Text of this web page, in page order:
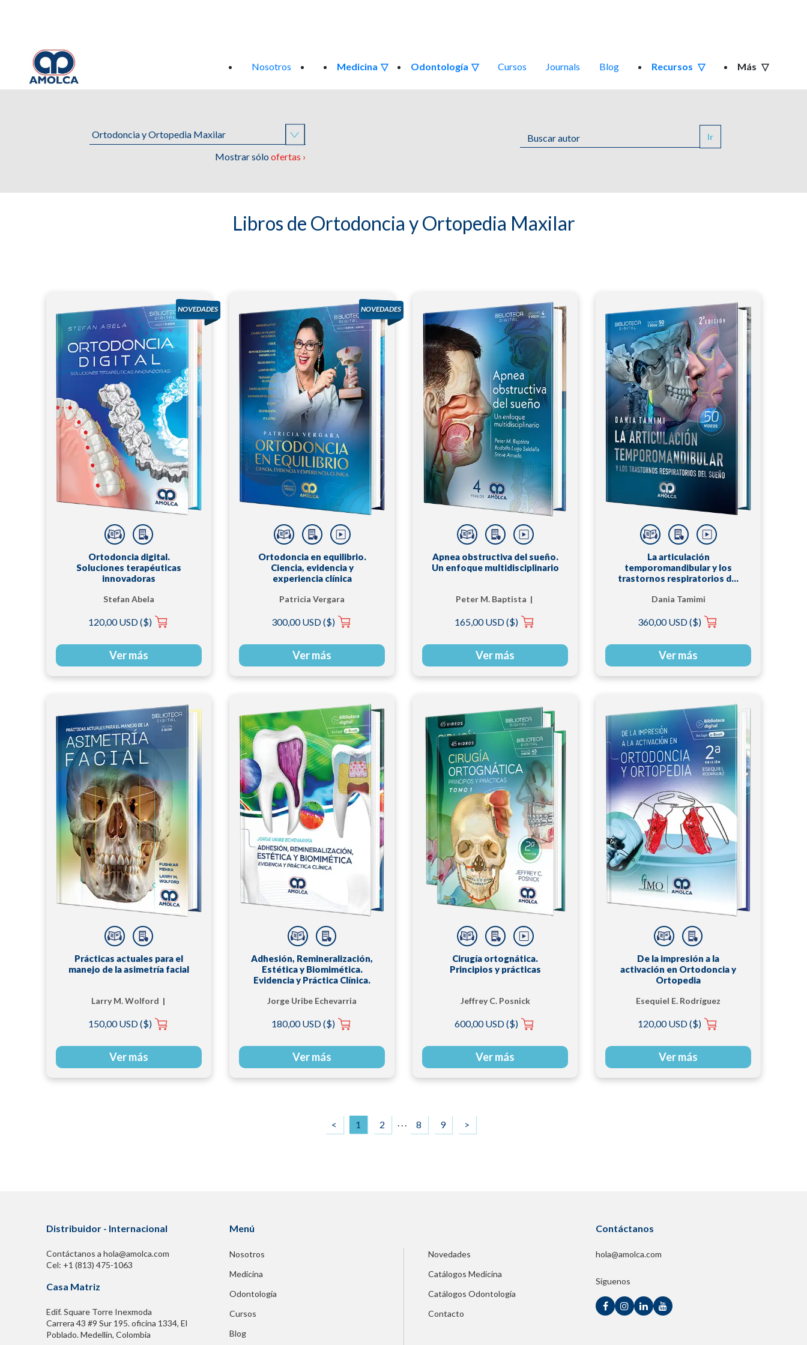
Nosotros Medicina Odontología Cursos Journals Blog Recursos Más
Mostrar sólo ofertas ›
Ir
Libros de Ortodoncia y Ortopedia Maxilar
Ortodoncia digital.
Soluciones terapéuticas
innovadoras
Stefan Abela
120,00 USD ($)
Ver más
Ortodoncia en equilibrio.
Ciencia, evidencia y
experiencia clínica
Patricia Vergara
300,00 USD ($)
Ver más
Apnea obstructiva del sueño.
Un enfoque multidisciplinario
Peter M. Baptista |
Steve Amado Galeano
165,00 USD ($)
Ver más
La articulación
temporomandibular y los
trastornos respiratorios del
Dania Tamimi
360,00 USD ($)
Ver más
Prácticas actuales para el
manejo de la asimetría facial
Larry M. Wolford |
150,00 USD ($)
Ver más
Adhesión, Remineralización,
Estética y Biomimética.
Evidencia y Práctica Clínica.
Jorge Uribe Echevarria
180,00 USD ($)
Ver más
Cirugía ortognática.
Principios y prácticas
Jeffrey C. Posnick
600,00 USD ($)
Ver más
De la impresión a la
activación en Ortodoncia y
Ortopedia
Esequiel E. Rodríguez
120,00 USD ($)
Ver más
< 1 2 . . . 8 9 >
Distribuidor - Internacional
Contáctanos a hola@amolca.com
Cel: +1 (813) 475-1063
Casa Matriz
Edif. Square Torre Inexmoda
Carrera 43 #9 Sur 195. oficina 1334, El
Poblado. Medellín, Colombia
Menú
Nosotros
Medicina
Odontología
Cursos
Blog
Novedades
Catálogos Medicina
Catálogos Odontología
Contacto
Contáctanos
hola@amolca.com
Síguenos